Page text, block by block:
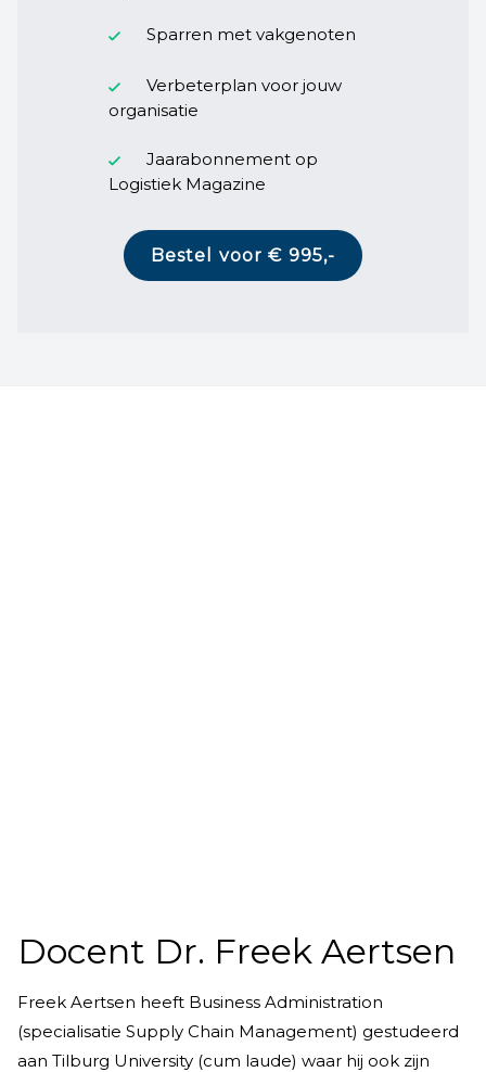
Sparren met vakgenoten
Verbeterplan voor jouw
organisatie
Jaarabonnement op
Logistiek Magazine
Bestel voor € 995,-
Docent Dr. Freek Aertsen
Freek Aertsen heeft Business Administration
(specialisatie Supply Chain Management) gestudeerd
aan Tilburg University (cum laude) waar hij ook zijn